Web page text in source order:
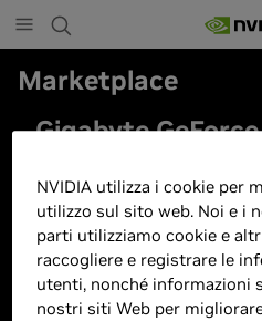
Marketplace
Gigabyte
grafica - 12 GB
PCI-E 5.0,
MHz, 3 x DP
DLSS 4, GV-
NVIDIA utilizza i cookie per
utilizzo sul sito web. Noi e i
parti utilizziamo cookie e
raccogliere e registrare le
utenti, nonché informazioni
nostri siti Web per